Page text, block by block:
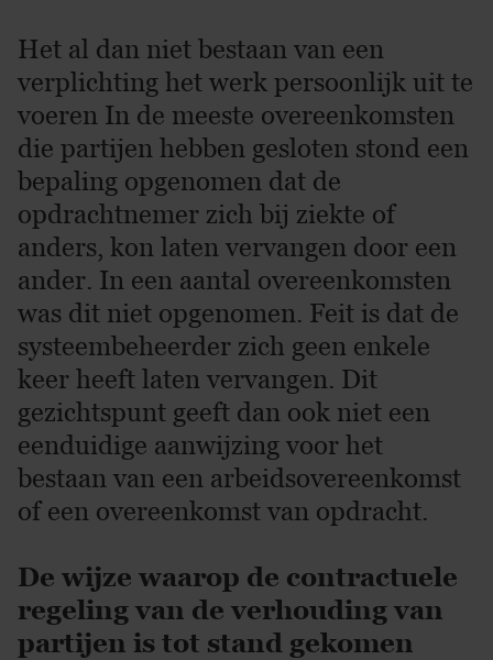
Het al dan niet bestaan van een
verplichting het werk persoonlijk uit te
voeren In de meeste overeenkomsten
die partijen hebben gesloten stond een
bepaling opgenomen dat de
opdrachtnemer zich bij ziekte of
anders, kon laten vervangen door een
ander. In een aantal overeenkomsten
was dit niet opgenomen. Feit is dat de
systeembeheerder zich geen enkele
keer heeft laten vervangen. Dit
gezichtspunt geeft dan ook niet een
eenduidige aanwijzing voor het
bestaan van een arbeidsovereenkomst
of een overeenkomst van opdracht.
De wijze waarop de contractuele
regeling van de verhouding van
partijen is tot stand gekomen